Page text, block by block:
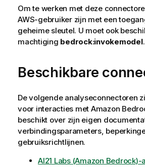
Om te werken met deze
AWS-gebruiker zijn met een
geheime sleutel. U moet ook
machtiging bedrock:invokemodel.
Beschikbare
De volgende analyseconnectoren
voor interacties met Amazon
beschikt over zijn eigen
verbindingsparameters,
gebruiksrichtlijnen.
AI21 Labs (Amazon